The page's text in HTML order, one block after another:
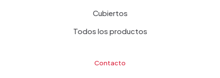
Cubiertos
Todos los productos
Contacto